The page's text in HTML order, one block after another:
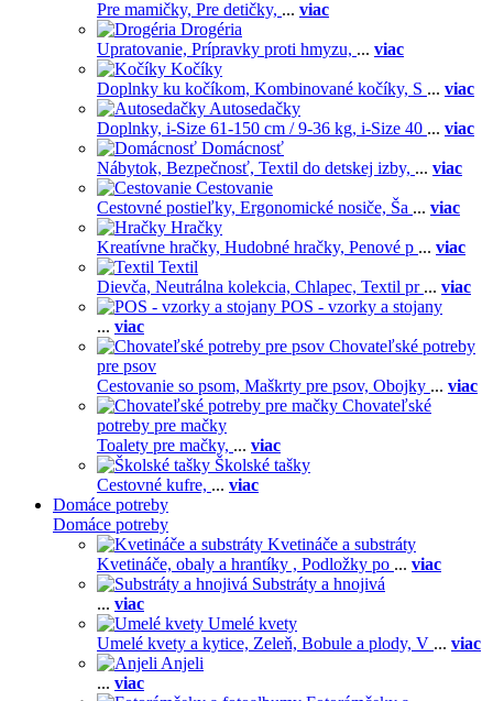
Pre mamičky, Pre detičky, ... viac
Drogéria
Upratovanie, Prípravky proti hmyzu, ... viac
Kočíky
Doplnky ku kočíkom, Kombinované kočíky, S ... viac
Autosedačky
Doplnky, i-Size 61-150 cm / 9-36 kg, i-Size 40 ... viac
Domácnosť
Nábytok, Bezpečnosť, Textil do detskej izby, ... viac
Cestovanie
Cestovné postieľky, Ergonomické nosiče, Ša ... viac
Hračky
Kreatívne hračky, Hudobné hračky, Penové p ... viac
Textil
Dievča, Neutrálna kolekcia, Chlapec, Textil pr ... viac
POS - vzorky a stojany
... viac
Chovateľské potreby
pre psov
Cestovanie so psom, Maškrty pre psov, Obojky ... viac
Chovateľské
potreby pre mačky
Toalety pre mačky, ... viac
Školské tašky
Cestovné kufre, ... viac
Domáce potreby
Domáce potreby
Kvetináče a substráty
Kvetináče, obaly a hrantíky , Podložky po ... viac
Substráty a hnojivá
... viac
Umelé kvety
Umelé kvety a kytice, Zeleň, Bobule a plody, V ... viac
Anjeli
... viac